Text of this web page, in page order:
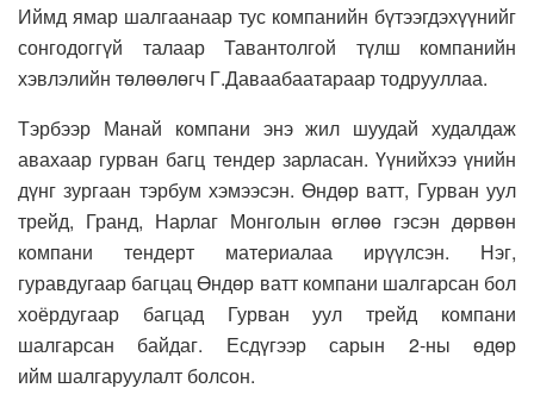
Иймд ямар шалгаанаар тус компанийн бүтээгдэхүүнийг
сонгодоггүй талаар Тавантолгой түлш компанийн
хэвлэлийн төлөөлөгч Г.Даваабаатараар тодрууллаа.
Тэрбээр Манай компани энэ жил шуудай худалдаж
авахаар гурван багц тендер зарласан. Үүнийхээ үнийн
дүнг зургаан тэрбум хэмээсэн. Өндөр ватт, Гурван уул
трейд, Гранд, Нарлаг Монголын өглөө гэсэн дөрвөн
компани тендерт материалаа ирүүлсэн. Нэг,
гуравдугаар багцац Өндөр ватт компани шалгарсан бол
хоёрдугаар багцад Гурван уул трейд компани
шалгарсан байдаг. Есдүгээр сарын 2-ны өдөр
ийм шалгаруулалт болсон.